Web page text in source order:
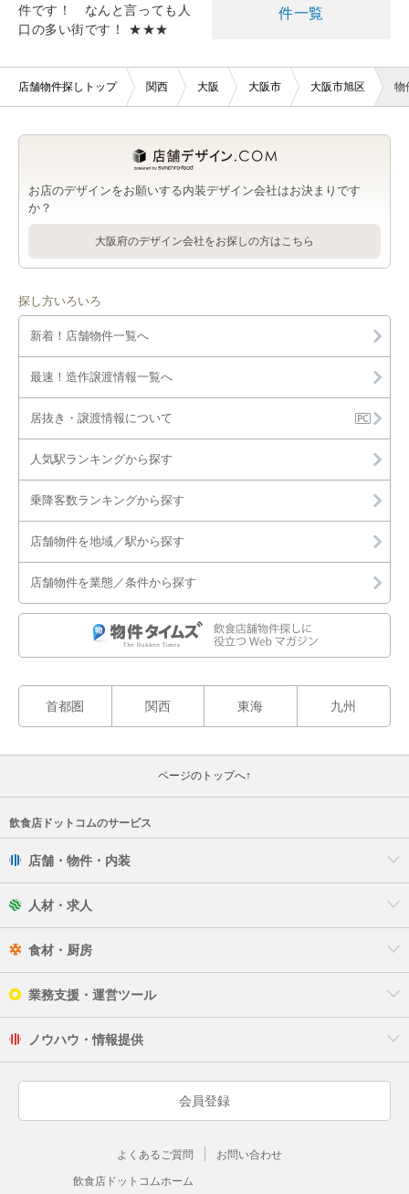
件です！ なんと言っても人
口の多い街です！ ★★★
件一覧
店舗物件探しトップ 関西 大阪 大阪市 大阪市旭区 物
お店のデザインをお願いする内装デザイン会社はお決まりです
か？
大阪府のデザイン会社をお探しの方はこちら
探し方いろいろ
新着！店舗物件一覧へ
最速！造作譲渡情報一覧へ
居抜き・譲渡情報について
人気駅ランキングから探す
乗降客数ランキングから探す
店舗物件を地域／駅から探す
店舗物件を業態／条件から探す
首都圏 関西 東海 九州
ページのトップへ↑
飲食店ドットコムのサービス
店舗・物件・内装
人材・求人
食材・厨房
業務支援・運営ツール
ノウハウ・情報提供
会員登録
よくあるご質問 お問い合わせ
飲食店ドットコムホーム